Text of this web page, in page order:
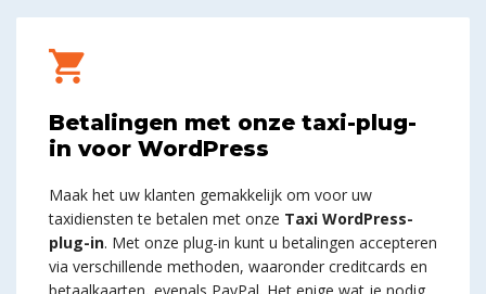
Betalingen met onze taxi-plug-
in voor WordPress
Maak het uw klanten gemakkelijk om voor uw
taxidiensten te betalen met onze Taxi WordPress-
plug-in. Met onze plug-in kunt u betalingen accepteren
via verschillende methoden, waaronder creditcards en